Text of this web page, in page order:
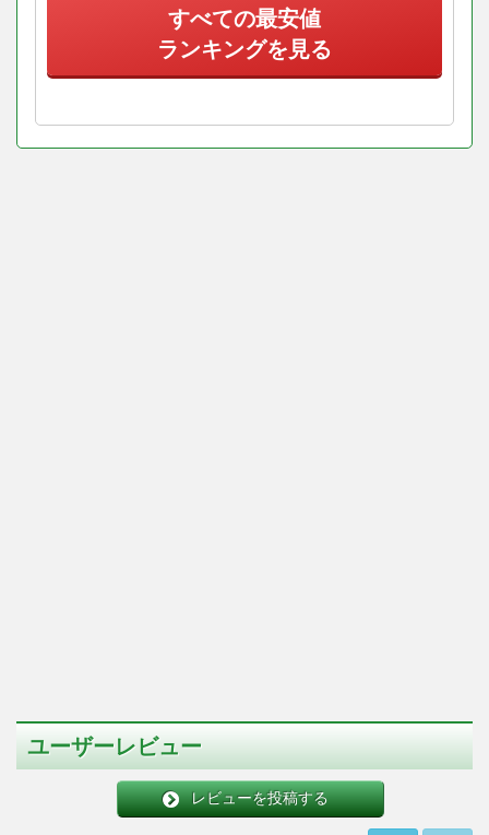
すべての最安値
ランキングを見る
ユーザーレビュー
レビューを投稿する